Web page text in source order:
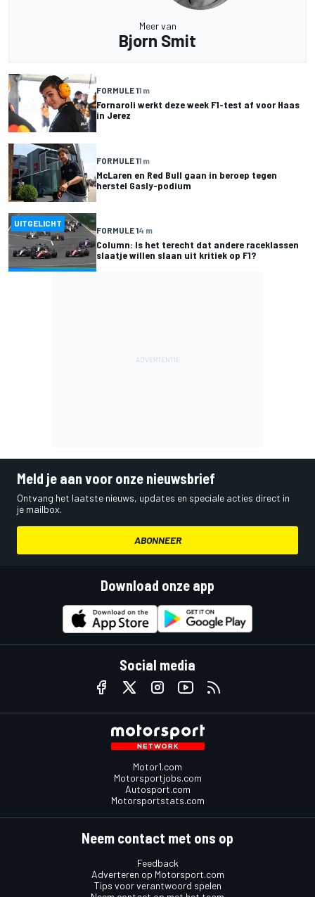
Meer van
Bjorn Smit
FORMULE 11 m
Fornaroli werkt deze week F1-test af voor Haas
in Jerez
FORMULE 11 m
McLaren en Red Bull gaan in beroep tegen
herstel Gasly-podium
UITGELICHT
FORMULE 14 m
Column: Is het terecht dat andere raceklassen
slaatje willen slaan uit kritiek op F1?
Meld je aan voor onze nieuwsbrief
Ontvang het laatste nieuws, updates en speciale acties direct in
je mailbox.
ABONNEER
Download onze app
Social media
Motor1.com
Motorsportjobs.com
Autosport.com
Motorsportstats.com
Neem contact met ons op
Feedback
Adverteren op Motorsport.com
Tips voor verantwoord spelen